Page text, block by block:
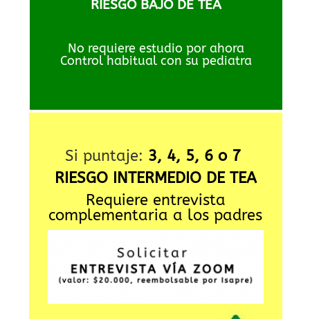
RIESGO BAJO DE TEA
No requiere estudio por ahora
Control habitual con su pediatra
Si puntaje: 3, 4, 5, 6 o 7
RIESGO INTERMEDIO DE TEA
Requiere entrevista
complementaria a los padres